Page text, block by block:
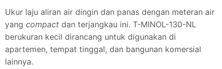
Ukur laju aliran air dingin dan panas dengan meteran air
yang compact dan terjangkau ini. T-MINOL-130-NL
berukuran kecil dirancang untuk digunakan di
apartemen, tempat tinggal, dan bangunan komersial
lainnya.